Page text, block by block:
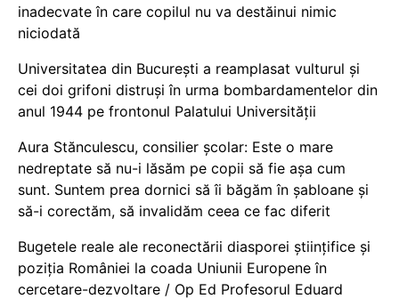
inadecvate în care copilul nu va destăinui nimic
niciodată
Universitatea din București a reamplasat vulturul și
cei doi grifoni distruși în urma bombardamentelor din
anul 1944 pe frontonul Palatului Universității
Aura Stănculescu, consilier școlar: Este o mare
nedreptate să nu-i lăsăm pe copii să fie așa cum
sunt. Suntem prea dornici să îi băgăm în șabloane și
să-i corectăm, să invalidăm ceea ce fac diferit
Bugetele reale ale reconectării diasporei științifice și
poziția României la coada Uniunii Europene în
cercetare-dezvoltare / Op Ed Profesorul Eduard